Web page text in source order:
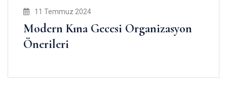
11 Temmuz 2024
Modern Kına Gecesi Organizasyon
Önerileri